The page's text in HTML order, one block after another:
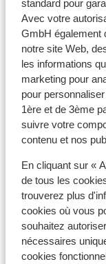
standard pour
Avec votre
GmbH également
notre site Web,
les informations
marketing pour
pour
1ère et de 3ème
suivre votre
contenu et nos
En cliquant sur «
de tous les
trouverez plus
cookies où vous
souhaitez
nécessaires
cookies
À proximité
Distance du
Distance
Distance
environ 50
Distance aux
Distance au
mètres
Forfait,
Forfait